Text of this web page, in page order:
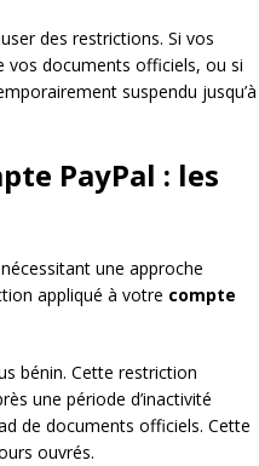
des restrictions. Si vos
vos documents officiels, ou si
suspendu jusqu’à
PayPal : les
une approche
appliqué à votre compte
bénin. Cette restriction
une période d’inactivité
de documents officiels. Cette
ouvrés.